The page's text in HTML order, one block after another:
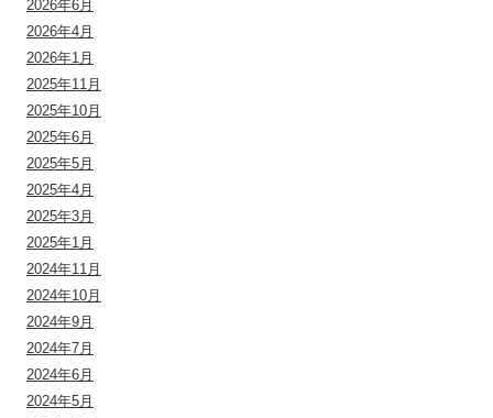
2026年6月
2026年4月
2026年1月
2025年11月
2025年10月
2025年6月
2025年5月
2025年4月
2025年3月
2025年1月
2024年11月
2024年10月
2024年9月
2024年7月
2024年6月
2024年5月